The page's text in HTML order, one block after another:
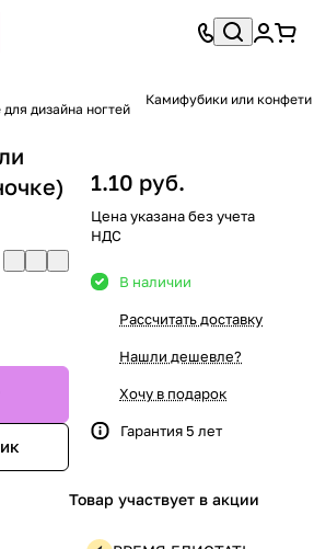
для дизайна ногтей
Камифубики или
1.10 руб.
Цена указана без учета
НДС
В наличии
Рассчитать доставку
Нашли дешевле?
Хочу в подарок
Гарантия 5 лет
Товар участвует в акции